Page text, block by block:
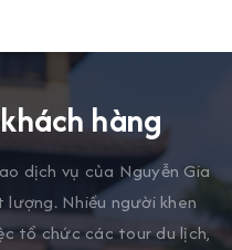
hàng
dịch vụ của Nguyễn Gia
Nhiều người khen
tổ chức các tour du lịch,